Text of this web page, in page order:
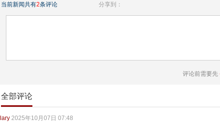
当前新闻共有2条评论 分享到：
评论前需要先
全部评论
lary 2025年10月07日 07:48